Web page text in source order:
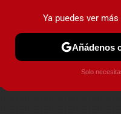
PRUEBAS COCHES
Ya puedes ver
Añádenos
Solo